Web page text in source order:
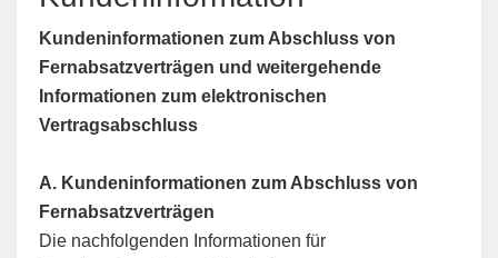
Kundeninformationen zum Abschluss von
Fernabsatzverträgen und weitergehende
Informationen zum elektronischen
Vertragsabschluss
A. Kundeninformationen zum Abschluss von
Fernabsatzverträgen
Die nachfolgenden Informationen für